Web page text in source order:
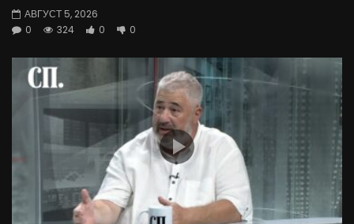
АВГУСТ 5, 2026
0
324 0 0